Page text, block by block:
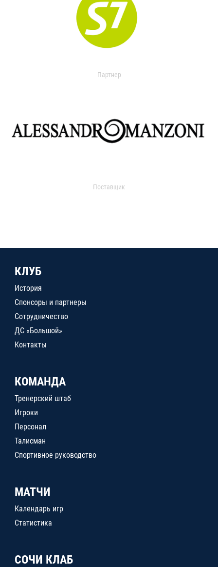
Партнер
Поставщик
КЛУБ
История
Спонсоры и партнеры
Сотрудничество
ДС «Большой»
Контакты
КОМАНДА
Тренерский штаб
Игроки
Персонал
Талисман
Спортивное руководство
МАТЧИ
Календарь игр
Статистика
СОЧИ КЛАБ